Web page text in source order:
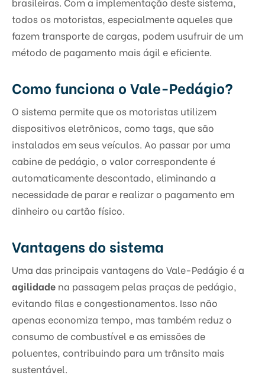
todos os motoristas, especialmente aqueles que
fazem transporte de cargas, podem usufruir de um
método de pagamento mais ágil e eficiente.
Como funciona o Vale-Pedágio?
O sistema permite que os motoristas utilizem
dispositivos eletrônicos, como tags, que são
instalados em seus veículos. Ao passar por uma
cabine de pedágio, o valor correspondente é
automaticamente descontado, eliminando a
necessidade de parar e realizar o pagamento em
dinheiro ou cartão físico.
Vantagens do sistema
Uma das principais vantagens do Vale-Pedágio é a
agilidade na passagem pelas praças de pedágio,
evitando filas e congestionamentos. Isso não
apenas economiza tempo, mas também reduz o
consumo de combustível e as emissões de
poluentes, contribuindo para um trânsito mais
sustentável.